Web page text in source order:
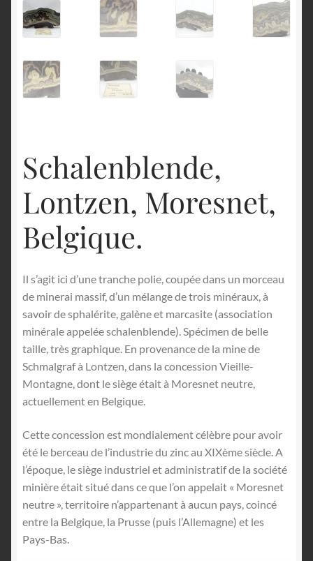
Schalenblende,
Lontzen, Moresnet,
Belgique.
Il s’agit ici d’une tranche polie, coupée dans un morceau
de minerai massif, d’un mélange de trois minéraux, à
savoir de sphalérite, galène et marcasite (association
minérale appelée schalenblende). Spécimen de belle
taille, très graphique. En provenance de la mine de
Schmalgraf à Lontzen, dans la concession Vieille-
Montagne, dont le siège était à Moresnet neutre,
actuellement en Belgique.
Cette concession est mondialement célèbre pour avoir
été le berceau de l’industrie du zinc au XIXème siècle. A
l’époque, le siège industriel et administratif de la société
minière était situé dans ce que l’on appelait « Moresnet
neutre », territoire n’appartenant à aucun pays, coincé
entre la Belgique, la Prusse (puis l’Allemagne) et les
Pays-Bas.